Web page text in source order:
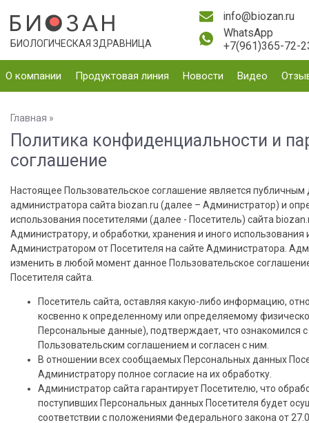
БИОЛОГИЧЕСКАЯ ЗДРАВНИЦА
info@biozan.ru
WhatsApp
+7(961)365-72-
О компании Продуктовая линия Новости Видео
Главная »
Политика конфиденциальности и
соглашение
Настоящее Пользовательское соглашение является
администратора сайта biozan.ru (далее – Администратор) и
использования посетителями (далее - Посетитель) сайта
Администратору, и обработки, хранения и иного
Администратором от Посетителя на сайте Администратора.
изменить в любой момент данное Пользовательское
Посетителя сайта.
Посетитель сайта, оставляя какую-либо информацию,
косвенно к определенному или определяемому
Персональные данные), подтверждает, что ознакомился
Пользовательским соглашением и согласен с ним.
В отношении всех сообщаемых Персональных данных
Администратору полное согласие на их обработку.
Администратор сайта гарантирует Посетителю, что
поступивших Персональных данных Посетителя будет
соответствии с положениями Федерального закона от